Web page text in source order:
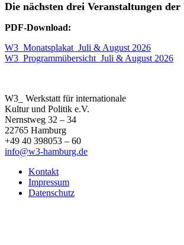
Die nächsten drei Veranstaltungen der
PDF-Download:
W3_Monatsplakat_Juli & August 2026
W3_Programmübersicht_Juli & August 2026
W3_ Werkstatt für internationale
Kultur und Politik e.V.
Nernstweg 32 – 34
22765 Hamburg
+49 40 398053 – 60
info@w3-hamburg.de
Kontakt
Impressum
Datenschutz